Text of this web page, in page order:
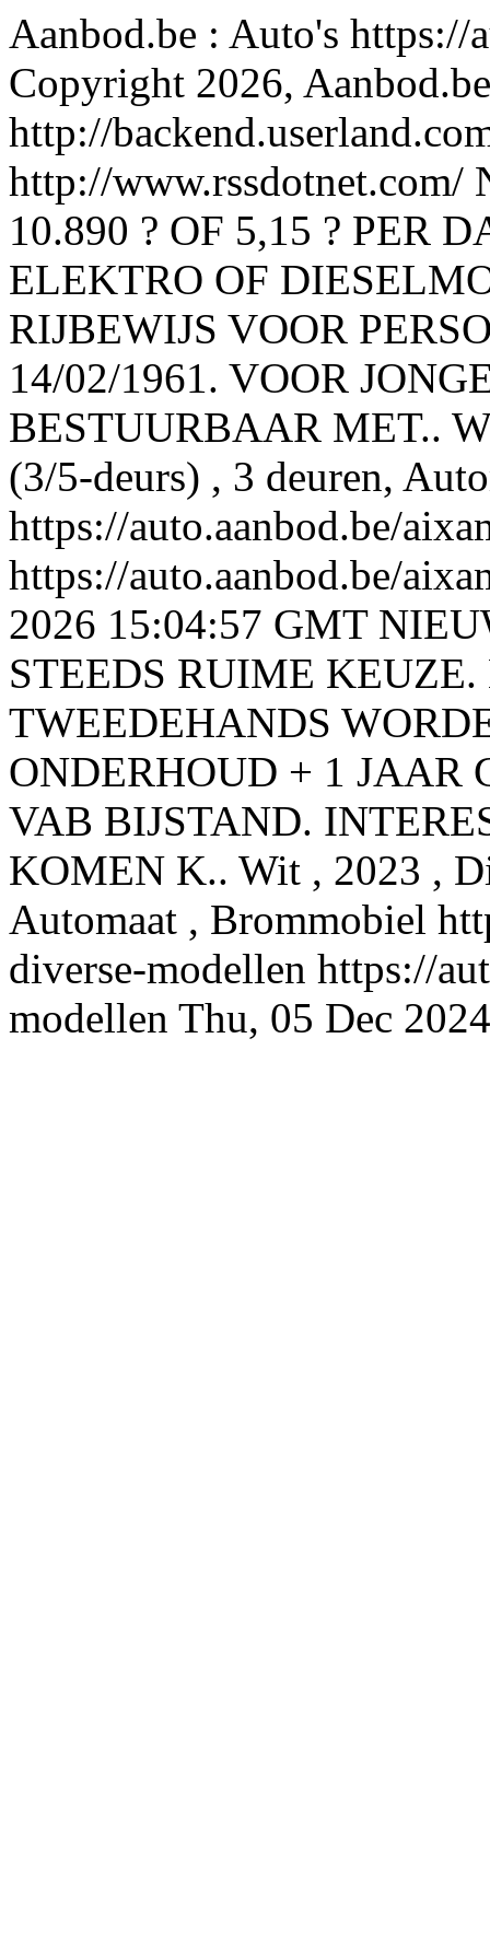
Aanbod.be : Auto's https://
Copyright 2026, Aanbod.be
http://
http://www.rssdotnet.com/
10.890 ? OF 5,15 ? PER
ELEKTRO OF
RIJBEWIJS VOOR
14/02/1961. VOOR
BESTUURBAAR MET..
(3/5-deurs) , 3 deuren,
https://auto.aanbod.be/
https://auto.aanbod.be/
2026 15:04:57 GMT
STEEDS RUIME
TWEEDEHANDS
ONDERHOUD + 1 JAAR
VAB BIJSTAND.
KOMEN K.. Wit , 2023 ,
Automaat , Brommobiel
diverse-modellen https://
modellen Thu, 05 Dec